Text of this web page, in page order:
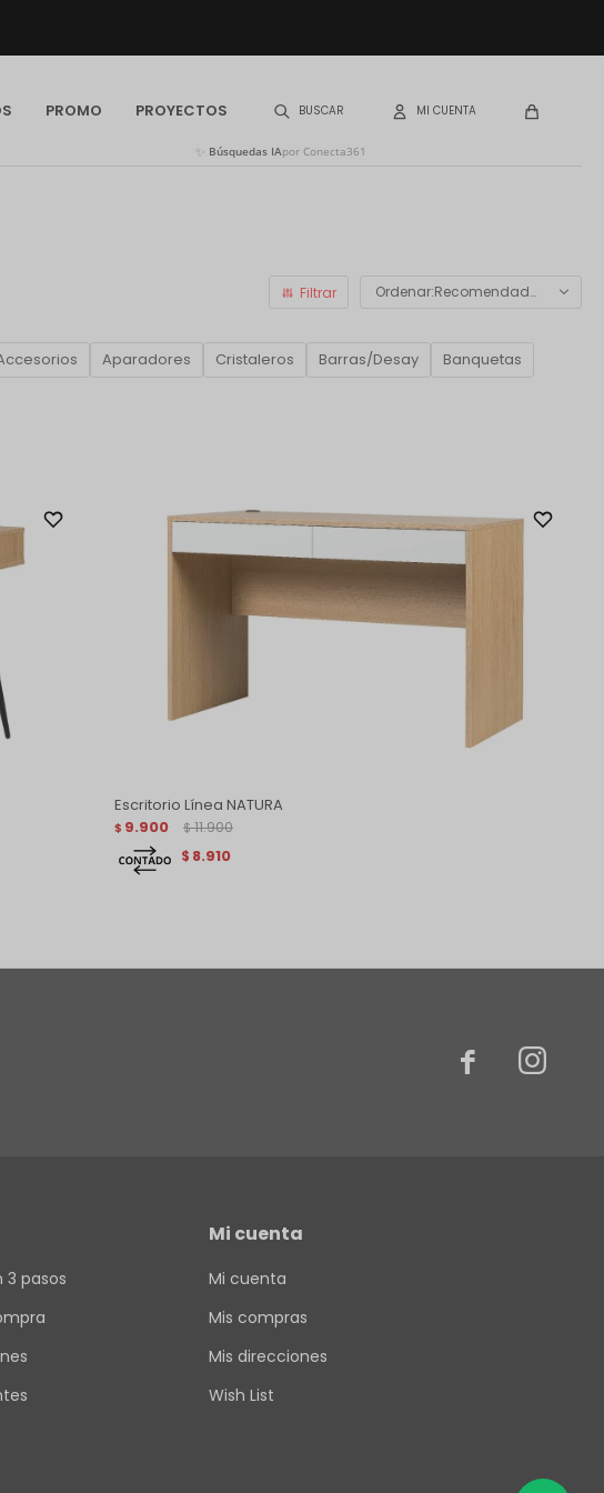
PROMO PROYECTOS
✨ Búsquedas IApor Conecta361
Recomendados
Aparadores Cristaleros Barras/Desay
Banquetas
Escritorio Línea NATURA
$ 9.900 $ 11.900
$ 8.910
 
pasos
Mi cuenta
Mi cuenta
Mis compras
Mis direcciones
Wish List